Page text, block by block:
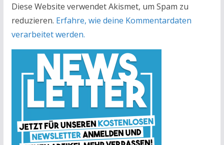
Diese Website verwendet Akismet, um Spam zu
reduzieren. Erfahre, wie deine Kommentardaten
verarbeitet werden.